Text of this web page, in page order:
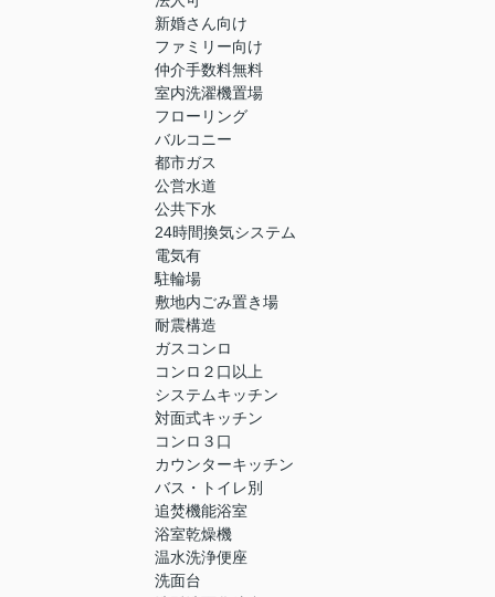
新婚さん向け
ファミリー向け
仲介手数料無料
室内洗濯機置場
フローリング
バルコニー
都市ガス
公営水道
公共下水
24時間換気システム
電気有
駐輪場
敷地内ごみ置き場
耐震構造
ガスコンロ
コンロ２口以上
システムキッチン
対面式キッチン
コンロ３口
カウンターキッチン
バス・トイレ別
追焚機能浴室
浴室乾燥機
温水洗浄便座
洗面台